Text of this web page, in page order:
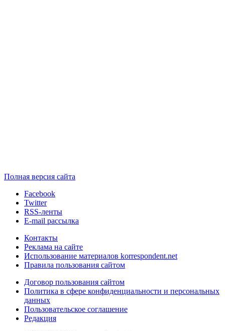
Полная версия сайта
Facebook
Twitter
RSS-ленты
E-mail рассылка
Контакты
Реклама на сайте
Использование материалов korrespondent.net
Правила пользования сайтом
Договор пользования сайтом
Политика в сфере конфиденциальности и персональных
данных
Пользовательское соглашение
Редакция